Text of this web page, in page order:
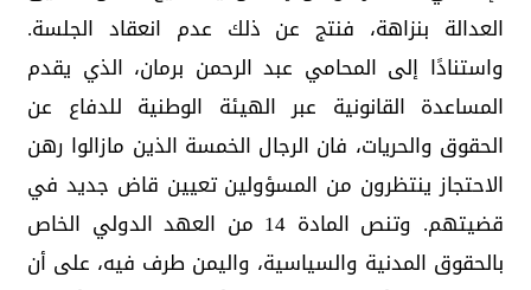
العدالة بنزاهة، فنتج عن ذلك عدم انعقاد الجلسة.
واستنادًا إلى المحامي عبد الرحمن برمان، الذي يقدم
المساعدة القانونية عبر الهيئة الوطنية للدفاع عن
الحقوق والحريات، فان الرجال الخمسة الذين مازالوا رهن
الاحتجاز ينتظرون من المسؤولين تعيين قاض جديد في
قضيتهم. وتنص المادة 14 من العهد الدولي الخاص
بالحقوق المدنية والسياسية، واليمن طرف فيه، على أن